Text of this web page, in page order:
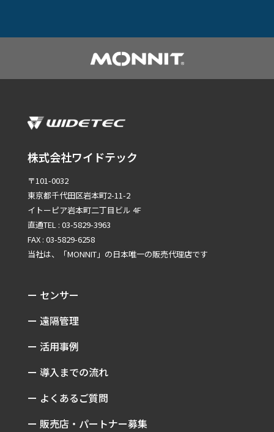
株式会社ワイドテック
〒101-0032
東京都千代田区岩本町2-11-2
イトーピア岩本町二丁目ビル 4F
直通TEL : 03-5829-3963
FAX : 03-5829-6258
当社は、「MONNIT」の日本唯一の販売代理店です
ー センサー
ー 遠隔管理
ー 活用事例
ー 導入までの流れ
ー よくあるご質問
ー 販売店・パートナー募集